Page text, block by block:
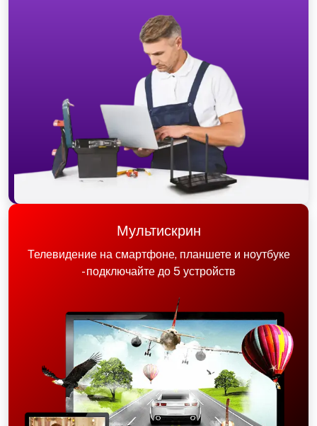
Мультискрин
Телевидение на смартфоне, планшете и ноутбуке
- подключайте до 5 устройств